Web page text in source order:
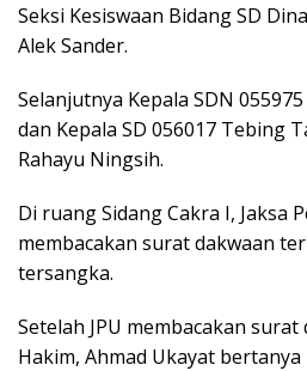
Seksi Kesiswaan Bidang SD
Alek Sander.
Selanjutnya Kepala SDN
dan Kepala SD 056017 Tebing
Rahayu Ningsih.
Di ruang Sidang Cakra I, Jaksa
membacakan surat dakwaan
tersangka.
Setelah JPU membacakan
Hakim, Ahmad Ukayat